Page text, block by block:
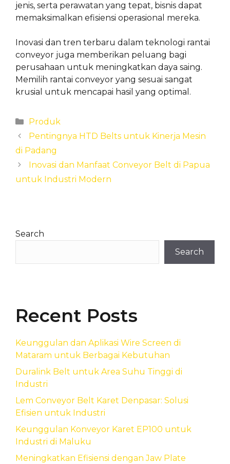
jenis, serta perawatan yang tepat, bisnis dapat
memaksimalkan efisiensi operasional mereka.
Inovasi dan tren terbaru dalam teknologi rantai
conveyor juga memberikan peluang bagi
perusahaan untuk meningkatkan daya saing.
Memilih rantai conveyor yang sesuai sangat
krusial untuk mencapai hasil yang optimal.
Categories
Produk
Pentingnya HTD Belts untuk Kinerja Mesin
di Padang
Inovasi dan Manfaat Conveyor Belt di Papua
untuk Industri Modern
Search
Search
Recent Posts
Keunggulan dan Aplikasi Wire Screen di
Mataram untuk Berbagai Kebutuhan
Duralink Belt untuk Area Suhu Tinggi di
Industri
Lem Conveyor Belt Karet Denpasar: Solusi
Efisien untuk Industri
Keunggulan Konveyor Karet EP100 untuk
Industri di Maluku
Meningkatkan Efisiensi dengan Jaw Plate